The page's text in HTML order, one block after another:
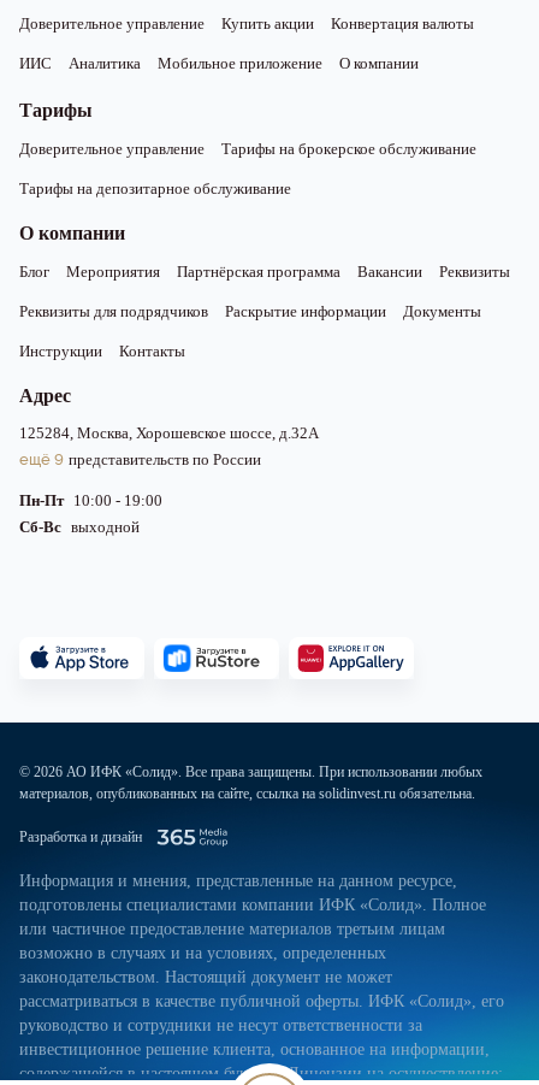
Доверительное управление Купить акции Конвертация валюты
ИИС Аналитика Мобильное приложение О компании
Тарифы
Доверительное управление Тарифы на брокерское обслуживание
Тарифы на депозитарное обслуживание
О компании
Блог Мероприятия Партнёрская программа Вакансии Реквизиты
Реквизиты для подрядчиков Раскрытие информации Документы
Инструкции Контакты
Адрес
125284, Москва, Хорошевское шоссе, д.32А
ещё 9 представительств по России
Пн-Пт 10:00 - 19:00
Сб-Вс выходной
© 2026 АО ИФК «Солид». Все права защищены. При использовании любых
материалов, опубликованных на сайте, ссылка на solidinvest.ru обязательна.
Разработка и дизайн
Информация и мнения, представленные на данном ресурсе,
подготовлены специалистами компании ИФК «Солид». Полное
или частичное предоставление материалов третьим лицам
возможно в случаях и на условиях, определенных
законодательством. Настоящий документ не может
рассматриваться в качестве публичной оферты. ИФК «Солид», его
руководство и сотрудники не несут ответственности за
инвестиционное решение клиента, основанное на информации,
содержащейся в настоящем буклете. Лицензии на осуществление: